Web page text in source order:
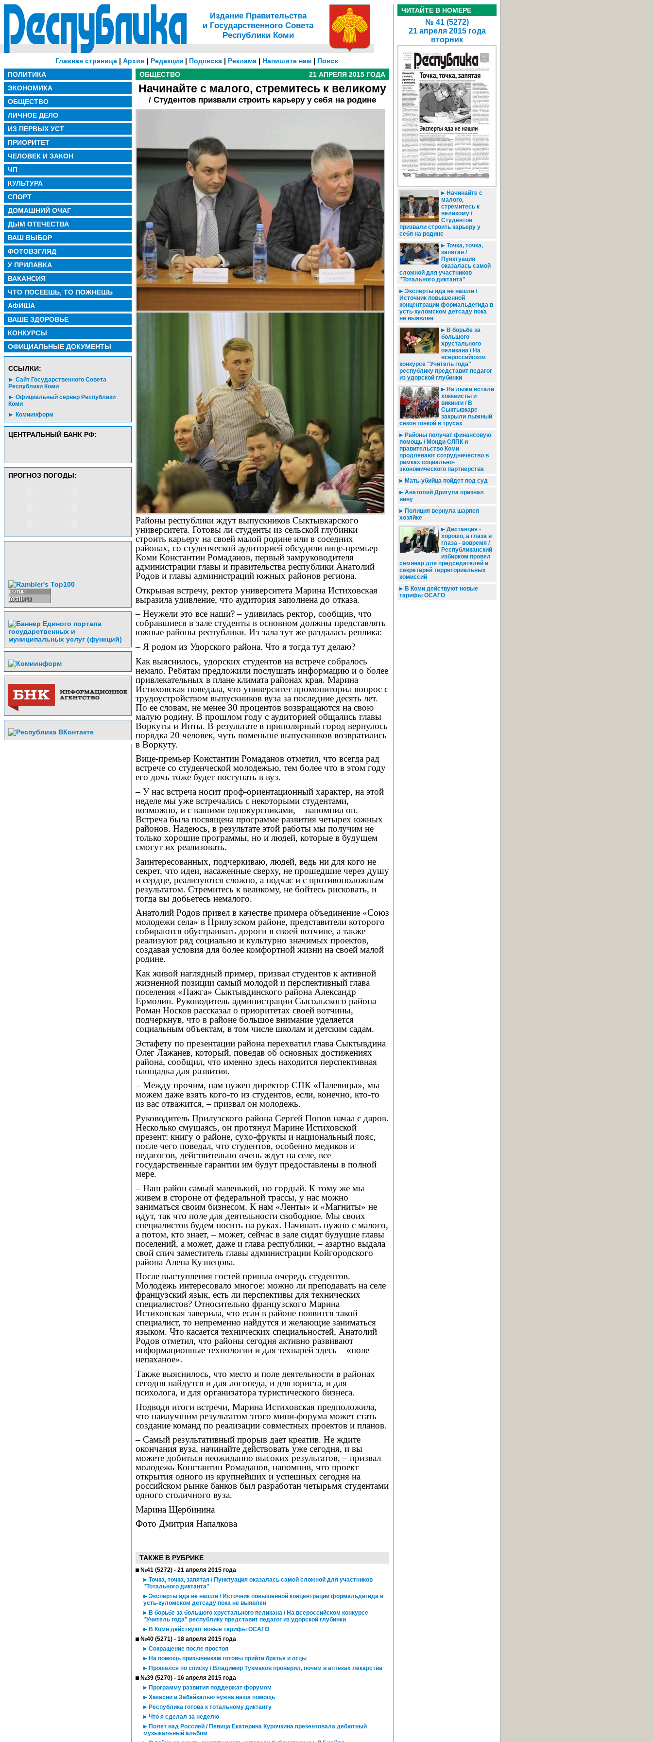
Издание Правительства
и Государственного Совета
Республики Коми
Главная страница| Архив | Редакция| Подписка| Реклама| Напишите нам| Поиск
ПОЛИТИКА
ЭКОНОМИКА
ОБЩЕСТВО
ЛИЧНОЕ ДЕЛО
ИЗ ПЕРВЫХ УСТ
ПРИОРИТЕТ
ЧЕЛОВЕК И ЗАКОН
ЧП
КУЛЬТУРА
СПОРТ
ДОМАШНИЙ ОЧАГ
ДЫМ ОТЕЧЕСТВА
ВАШ ВЫБОР
ФОТОВЗГЛЯД
У ПРИЛАВКА
ВАКАНСИЯ
ЧТО ПОСЕЕШЬ, ТО ПОЖНЕШЬ
АФИША
ВАШЕ ЗДОРОВЬЕ
КОНКУРСЫ
ОФИЦИАЛЬНЫЕ ДОКУМЕНТЫ
CСЫЛКИ:
Сайт Государственного Совета
Республики Коми
Официальный сервер Республики
Коми
Комиинформ
ЦЕНТРАЛЬНЫЙ БАНК РФ:
ПРОГНОЗ ПОГОДЫ:
ОБЩЕСТВО 21 АПРЕЛЯ 2015 ГОДА
Начинайте с малого, стремитесь к великому
/ Студентов призвали строить карьеру у себя на родине
Районы республики ждут выпускников Сыктывкарского
университета. Готовы ли студенты из сельской глубинки
строить карьеру на своей малой родине или в соседних
районах, со студенческой аудиторией обсудили вице-премьер
Коми Константин Ромаданов, первый замруководителя
администрации главы и правительства республики Анатолий
Родов и главы администраций южных районов региона.
Открывая встречу, ректор университета Марина Истиховская
выразила удивление, что аудитория заполнена до отказа.
– Неужели это все наши? – удивилась ректор, сообщив, что
собравшиеся в зале студенты в основном должны представлять
южные районы республики. Из зала тут же раздалась реплика:
– Я родом из Удорского района. Что я тогда тут делаю?
Как выяснилось, удорских студентов на встрече собралось
немало. Ребятам предложили послушать информацию и о более
привлекательных в плане климата районах края. Марина
Истиховская поведала, что университет промониторил вопрос с
трудоустройством выпускников вуза за последние десять лет.
По ее словам, не менее 30 процентов возвращаются на свою
малую родину. В прошлом году с аудиторией общались главы
Воркуты и Инты. В результате в приполярный город вернулось
порядка 20 человек, чуть поменьше выпускников возвратились
в Воркуту.
Вице-премьер Константин Ромаданов отметил, что всегда рад
встрече со студенческой молодежью, тем более что в этом году
его дочь тоже будет поступать в вуз.
– У нас встреча носит проф-ориентационный характер, на этой
неделе мы уже встречались с некоторыми студентами,
возможно, и с вашими однокурсниками, – напомнил он. –
Встреча была посвящена программе развития четырех южных
районов. Надеюсь, в результате этой работы мы получим не
только хорошие программы, но и людей, которые в будущем
смогут их реализовать.
Заинтересованных, подчеркиваю, людей, ведь ни для кого не
секрет, что идеи, насаженные сверху, не прошедшие через душу
и сердце, реализуются сложно, а подчас и с противоположным
результатом. Стремитесь к великому, не бойтесь рисковать, и
тогда вы добьетесь немалого.
Анатолий Родов привел в качестве примера объединение «Союз
молодежи села» в Прилузском районе, представители которого
собираются обустраивать дороги в своей вотчине, а также
реализуют ряд социально и культурно значимых проектов,
создавая условия для более комфортной жизни на своей малой
родине.
Как живой наглядный пример, призвал студентов к активной
жизненной позиции самый молодой и перспективный глава
поселения «Пажга» Сыктывдинского района Александр
Ермолин. Руководитель администрации Сысольского района
Роман Носков рассказал о приоритетах своей вотчины,
подчеркнув, что в районе большое внимание уделяется
социальным объектам, в том числе школам и детским садам.
Эстафету по презентации района перехватил глава Сыктывдина
Олег Лажанев, который, поведав об основных достижениях
района, сообщил, что именно здесь находится перспективная
площадка для развития.
– Между прочим, нам нужен директор СПК «Палевицы», мы
можем даже взять кого-то из студентов, если, конечно, кто-то
из вас отважится, – призвал он молодежь.
Руководитель Прилузского района Сергей Попов начал с даров.
Несколько смущаясь, он протянул Марине Истиховской
презент: книгу о районе, сухо-фрукты и национальный пояс,
после чего поведал, что студентов, особенно медиков и
педагогов, действительно очень ждут на селе, все
государственные гарантии им будут предоставлены в полной
мере.
– Наш район самый маленький, но гордый. К тому же мы
живем в стороне от федеральной трассы, у нас можно
заниматься своим бизнесом. К нам «Ленты» и «Магниты» не
идут, так что поле для деятельности свободное. Мы своих
специалистов будем носить на руках. Начинать нужно с малого,
а потом, кто знает, – может, сейчас в зале сидят будущие главы
поселений, а может, даже и глава республики, – азартно выдала
свой спич заместитель главы администрации Койгородского
района Алена Кузнецова.
После выступления гостей пришла очередь студентов.
Молодежь интересовало многое: можно ли преподавать на селе
французский язык, есть ли перспективы для технических
специалистов? Относительно французского Марина
Истиховская заверила, что если в районе появится такой
специалист, то непременно найдутся и желающие заниматься
языком. Что касается технических специальностей, Анатолий
Родов отметил, что районы сегодня активно развивают
информационные технологии и для технарей здесь – «поле
непаханое».
Также выяснилось, что место и поле деятельности в районах
сегодня найдутся и для логопеда, и для юриста, и для
психолога, и для организатора туристического бизнеса.
Подводя итоги встречи, Марина Истиховская предположила,
что наилучшим результатом этого мини-форума может стать
создание команд по реализации совместных проектов и планов.
– Самый результативный прорыв дает креатив. Не ждите
окончания вуза, начинайте действовать уже сегодня, и вы
можете добиться неожиданно высоких результатов, – призвал
молодежь Константин Ромаданов, напомнив, что проект
открытия одного из крупнейших и успешных сегодня на
российском рынке банков был разработан четырьмя студентами
одного столичного вуза.
Марина Щербинина
Фото Дмитрия Напалкова
ТАКЖЕ В РУБРИКЕ
№41 (5272) - 21 апреля 2015 года
Точка, точка, запятая / Пунктуация оказалась самой сложной для участников
"Тотального диктанта"
Эксперты яда не нашли / Источник повышенной концентрации формальдегида в
усть-куломском детсаду пока не выявлен
В борьбе за большого хрустального пеликана / На всероссийском конкурсе
"Учитель года" республику представит педагог из удорской глубинки
В Коми действуют новые тарифы ОСАГО
№40 (5271) - 18 апреля 2015 года
Сокращение после простоя
На помощь призывникам готовы прийти братья и отцы
Прошелся по списку / Владимир Тукмаков проверил, почем в аптеках лекарства
№39 (5270) - 16 апреля 2015 года
Программу развития поддержат форумом
Хакасии и Забайкалью нужна наша помощь
Республика готова к тотальному диктанту
Что я сделал за неделю
Полет над Россией / Певица Екатерина Курочкина презентовала дебютный
музыкальный альбом
ЧИТАЙТЕ В НОМЕРЕ
№ 41 (5272)
21 апреля 2015 года
вторник
Начинайте с
малого,
стремитесь к
великому /
Студентов
призвали строить карьеру у
себя на родине
Точка, точка,
запятая /
Пунктуация
оказалась самой
сложной для участников
"Тотального диктанта"
Эксперты яда не нашли /
Источник повышенной
концентрации формальдегида в
усть-куломском детсаду пока
не выявлен
В борьбе за
большого
хрустального
пеликана / На
всероссийском
конкурсе "Учитель года"
республику представит педагог
из удорской глубинки
На лыжи встали
хоккеисты и
викинги / В
Сыктывкаре
закрыли лыжный
сезон гонкой в трусах
Районы получат финансовую
помощь / Монди СЛПК и
правительство Коми
продлевают сотрудничество в
рамках социально-
экономического партнерства
Мать-убийца пойдет под суд
Анатолий Дригула признал
вину
Полиция вернула шарпея
хозяйке
Дистанция -
хорошо, а глаза в
глаза - вовремя /
Республиканский
избирком провел
семинар для председателей и
секретарей территориальных
комиссий
В Коми действуют новые
тарифы ОСАГО